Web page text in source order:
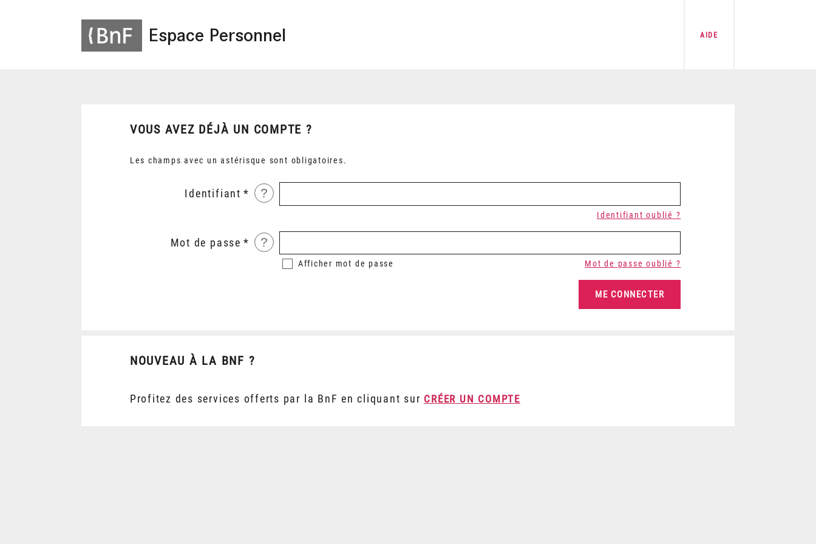
Espace Personnel AIDE
VOUS AVEZ DÉJÀ UN COMPTE ?
Les champs avec un astérisque sont obligatoires.
Identifiant ?
Identifiant oublié ?
Mot de passe ?
Afficher mot de passe Mot de passe oublié ?
NOUVEAU À LA BNF ?
Profitez des services offerts par la BnF en cliquant sur CRÉER UN COMPTE